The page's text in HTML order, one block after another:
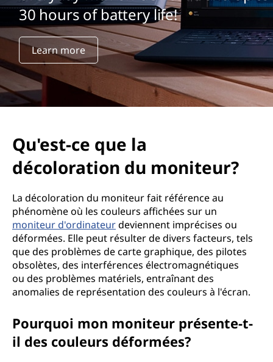
30 hours of battery life!
Learn more
Qu'est-ce que la
décoloration du moniteur?
La décoloration du moniteur fait référence au
phénomène où les couleurs affichées sur un
moniteur d'ordinateurdeviennent imprécises ou
déformées. Elle peut résulter de divers facteurs, tels
que des problèmes de carte graphique, des pilotes
obsolètes, des interférences électromagnétiques
ou des problèmes matériels, entraînant des
anomalies de représentation des couleurs à l'écran.
Pourquoi mon moniteur présente-t-
il des couleurs déformées?